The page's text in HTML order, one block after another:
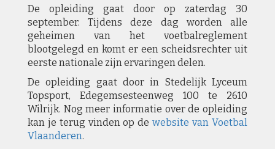
De opleiding gaat door op zaterdag 30
september. Tijdens deze dag worden alle
geheimen van het voetbalreglement
blootgelegd en komt er een scheidsrechter uit
eerste nationale zijn ervaringen delen.
De opleiding gaat door in Stedelijk Lyceum
Topsport, Edegemsesteenweg 100 te 2610
Wilrijk. Nog meer informatie over de opleiding
kan je terug vinden op dewebsite van Voetbal
Vlaanderen.